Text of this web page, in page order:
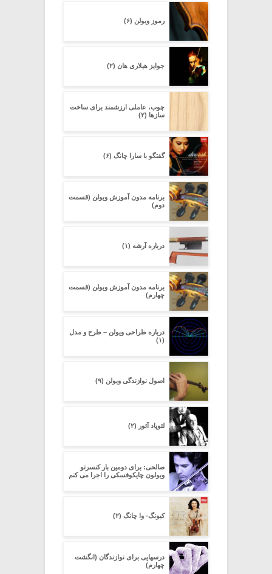
رموز ویولن (۶)
جوایز هیلاری هان (۲)
چوب، عاملی ارزشمند برای ساخت
سازها (۲)
گفتگو با سارا چانگ (۶)
برنامه مدون آموزش ویولن (قسمت
دوم)
درباره آرشه (۱)
برنامه مدون آموزش ویولن (قسمت
چهارم)
درباره طراحی ویولن – طرح و مدل
(۱)
اصول نوازندگی ویولن (۹)
لئوپاد آئور (۲)
صالحی: برای دومین بار کنسرتو
ویولون چایکوفسکی را اجرا می کنم
کیونگ- وا چانگ (۲)
درسهایی برای نوازندگان (انگشت
چهارم)